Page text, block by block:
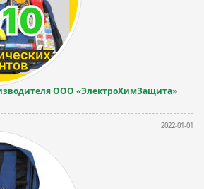
ООО «ЭлектроХимЗащита»
2022-01-01